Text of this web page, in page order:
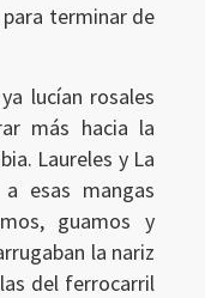
terminar de
lucían rosales
más hacia la
Laureles y La
esas mangas
guamos y
la nariz
del ferrocarril